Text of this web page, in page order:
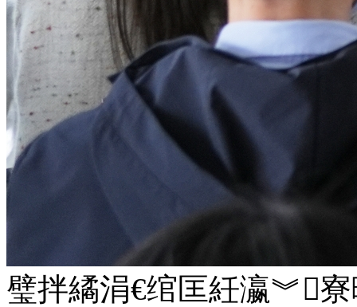
璧拌繘涓€绾匡紝瀛︾